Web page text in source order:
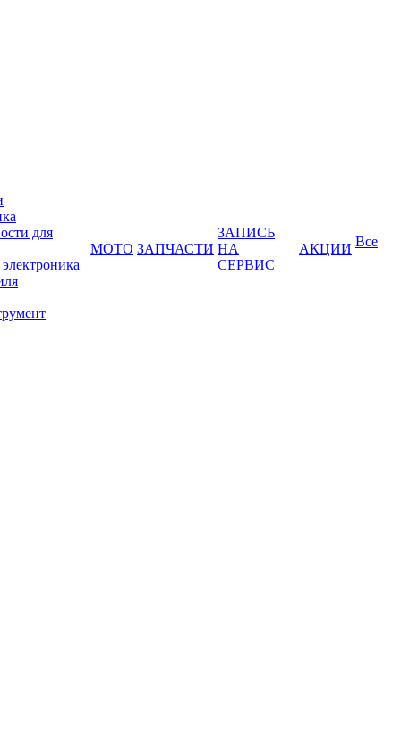
для
МОТО ЗАПЧАСТИ
ЗАПИСЬ
НА
СЕРВИС
АКЦИИ Все